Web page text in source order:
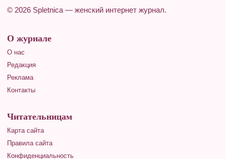
© 2026 Spletnica — женский интернет журнал.
О журнале
О нас
Редакция
Реклама
Контакты
Читательницам
Карта сайта
Правила сайта
Конфиденциальность